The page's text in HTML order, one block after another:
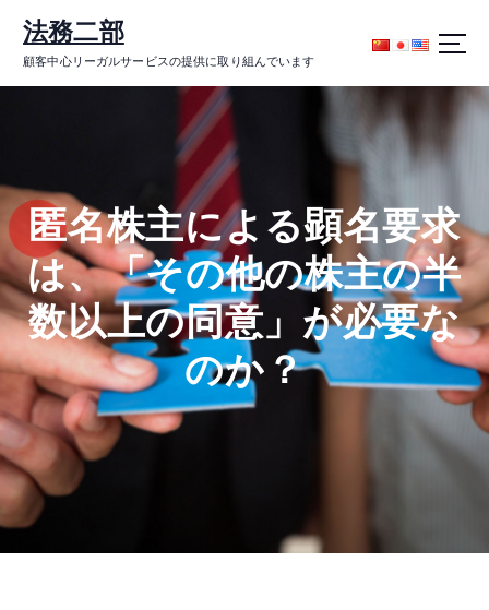
ン
キ
ッ
プ
法務二部
顧客中心リーガルサービスの提供に取り組んでいます
匿名株主による顕名要求
は、「その他の株主の半
数以上の同意」が必要な
のか？